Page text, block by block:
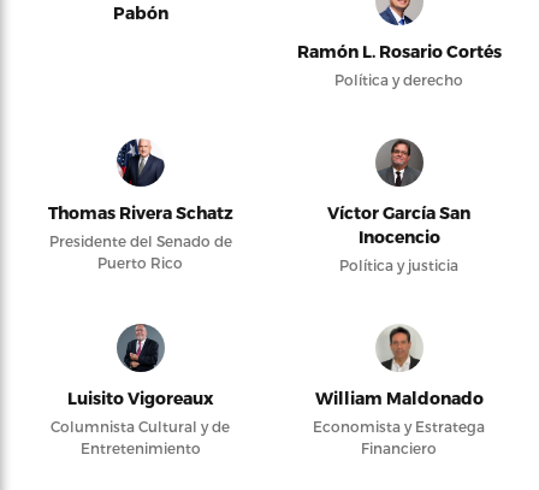
Pabón
Ramón L. Rosario Cortés
Política y derecho
Thomas Rivera Schatz
Presidente del Senado de
Puerto Rico
Víctor García San
Inocencio
Política y justicia
Luisito Vigoreaux
Columnista Cultural y de
Entretenimiento
William Maldonado
Economista y Estratega
Financiero